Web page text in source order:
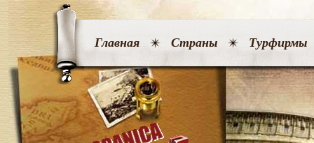
Главная Страны Турфирмы